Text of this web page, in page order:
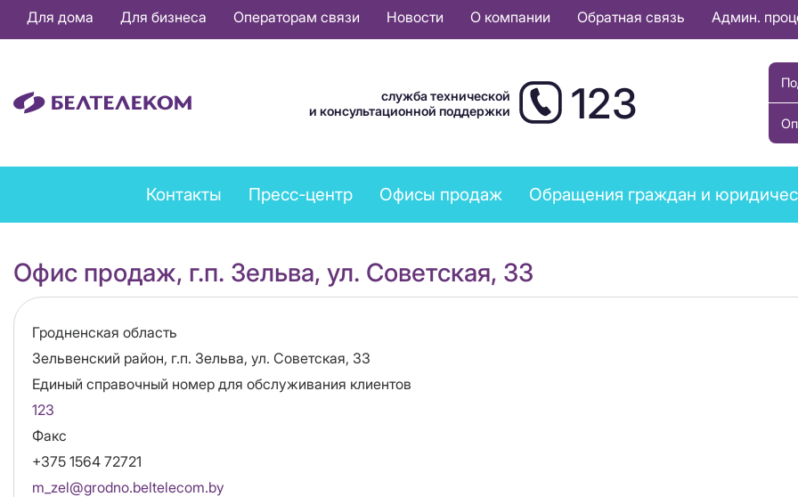
Основная
навигация
Для дома Для бизнеса Операторам связи Новости О компании Обратная связь Админ.
служба технической
и консультационной поддержки
123
Feedback
menu
Контакты Пресс-центр Офисы продаж Обращения граждан и
Офис продаж, г.п. Зельва, ул. Советская, 33
Область
Гродненская область
Адрес
Зельвенский район, г.п. Зельва, ул. Советская, 33
Единый справочный номер для обслуживания клиентов
123
Факс
+375 1564 72721
Email
m_zel@grodno.beltelecom.by